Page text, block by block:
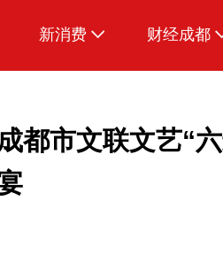
新消费 财经成都
都市文联文艺“